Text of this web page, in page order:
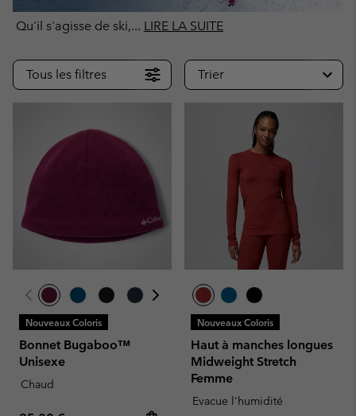
Qu'il s'agisse de ski,... LIRE LA SUITE
Tous les filtres Trier
Nouveaux Coloris
Bonnet Bugaboo™
Unisexe
Chaud
Nouveaux Coloris
Haut à manches longues
Midweight Stretch
Femme
Evacue l'humidité